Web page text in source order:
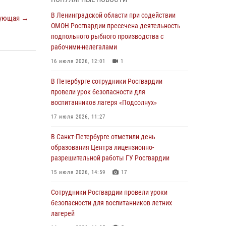
→
вернуться домой
03 августа 2026, 11:51
В Санкт-Петербурге при содействии СОБР
03 августа 2026, 10:15 1
Сотрудники ГУ Росгвардии приняли участие в
боевому самбо
03 августа 2026, 10:07 7 1
В Ленобласти сотрудники ОМОН Росгвардии
профилактического мероприятия
03 августа 2026, 09:16 5
В Петербурге сотрудники Росгвардии
В Ленинградской области при содействии
ОМОН Росгвардии пресечена деятельность
подпольного рыбного производства с
рабочими-нелегалами
16 июля 2026, 12:01 1
В Петербурге сотрудники Росгвардии
провели урок безопасности для
воспитанников лагеря «Подсолнух»
17 июля 2026, 11:27
В Санкт-Петербурге отметили день
образования Центра лицензионно-
разрешительной работы ГУ Росгвардии
15 июля 2026, 14:59 17
Сотрудники Росгвардии провели уроки
безопасности для воспитанников летних
лагерей